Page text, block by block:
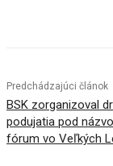
Predchádzajúci článok
BSK zorganizoval
podujatia pod
fórum vo Veľkých